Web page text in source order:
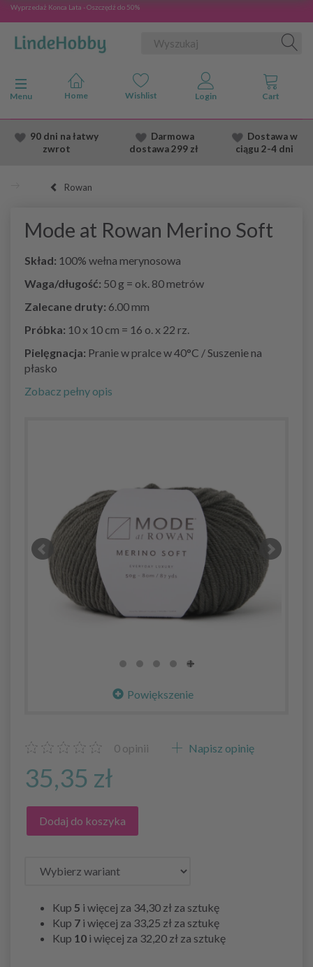
Wyprzedaż Konca Lata - Oszczędź do 50%
Przełącz nawigację
Menu
90 dni na łatwy
zwrot
Darmowa
dostawa299 zł
Dostawaw
ciągu 2-4 dni
Rowan
Mode at Rowan Merino Soft
Skład: 100% wełna merynosowa
Waga/długość: 50 g = ok. 80 metrów
Zalecane druty: 6.00 mm
Próbka: 10 x 10 cm = 16 o. x 22 rz.
Pielęgnacja: Pranie w pralce w 40°C / Suszenie na
płasko
Zobacz pełny opis
Powiększenie
0 opinii Napisz opinię
35,35 zł
Dodaj do koszyka
Kup 5 i więcej za 34,30 zł za sztukę
Kup 7 i więcej za 33,25 zł za sztukę
Kup 10 i więcej za 32,20 zł za sztukę